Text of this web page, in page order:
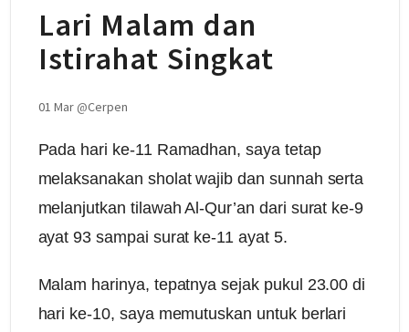
Lari Malam dan
Istirahat Singkat
01 Mar@Cerpen
Pada hari ke-11 Ramadhan, saya tetap
melaksanakan sholat wajib dan sunnah serta
melanjutkan tilawah Al-Qur’an dari surat ke-9
ayat 93 sampai surat ke-11 ayat 5.
Malam harinya, tepatnya sejak pukul 23.00 di
hari ke-10, saya memutuskan untuk berlari